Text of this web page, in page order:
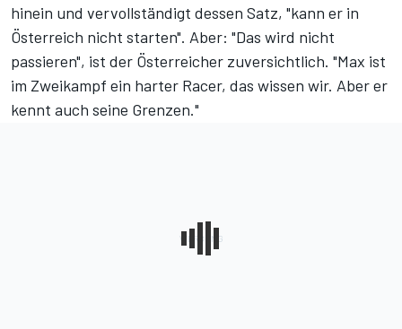
hinein und vervollständigt dessen Satz, "kann er in
Österreich nicht starten". Aber: "Das wird nicht
passieren", ist der Österreicher zuversichtlich. "Max ist
im Zweikampf ein harter Racer, das wissen wir. Aber er
kennt auch seine Grenzen."